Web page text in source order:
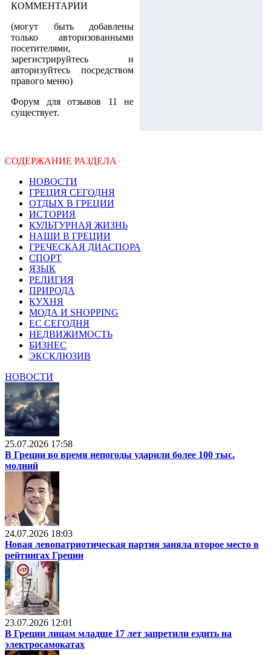
КОММЕНТАРИИ
(могут быть добавлены
только авторизованными
посетителями,
зарегистрируйтесь и
авторизуйтесь посредством
правого меню)
Форум для отзывов 11 не
существует.
СОДЕРЖАНИЕ РАЗДЕЛА
НОВОСТИ
ГРЕЦИЯ СЕГОДНЯ
ОТДЫХ В ГРЕЦИИ
ИСТОРИЯ
КУЛЬТУРНАЯ ЖИЗНЬ
НАШИ В ГРЕЦИИ
ГРЕЧЕСКАЯ ДИАСПОРА
СПОРТ
ЯЗЫК
РЕЛИГИЯ
ПРИРОДА
КУХНЯ
МОДА И SHOPPING
ЕС СЕГОДНЯ
НЕДВИЖИМОСТЬ
БИЗНЕС
ЭКСКЛЮЗИВ
НОВОСТИ
25.07.2026 17:58
В Греции во время непогоды ударили более 100 тыс.
молний
24.07.2026 18:03
Новая левопатриотическая партия заняла второе место в
рейтингах Греции
23.07.2026 12:01
В Греции лицам младше 17 лет запретили ездить на
электросамокатах